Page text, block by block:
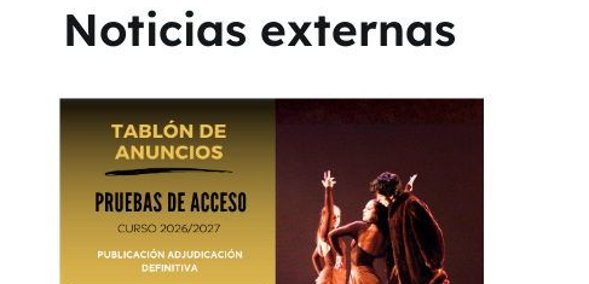
Noticias externas